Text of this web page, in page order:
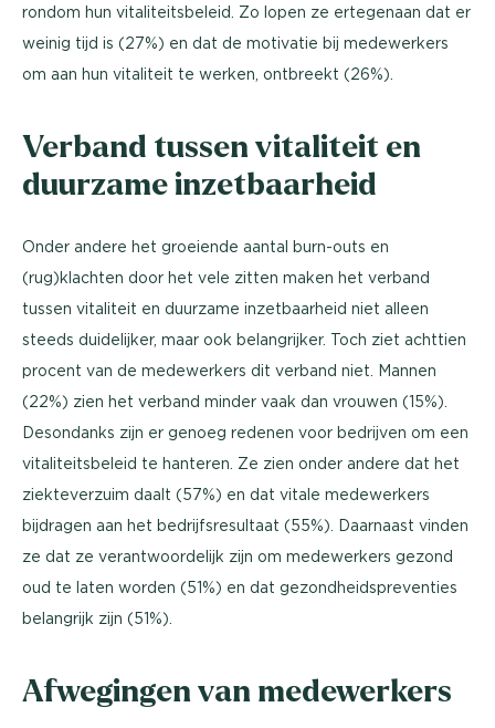
rondom hun vitaliteitsbeleid. Zo lopen ze ertegenaan dat er
weinig tijd is (27%) en dat de motivatie bij medewerkers
om aan hun vitaliteit te werken, ontbreekt (26%).
Verband tussen vitaliteit en
duurzame inzetbaarheid
Onder andere het groeiende aantal burn-outs en
(rug)klachten door het vele zitten maken het verband
tussen vitaliteit en duurzame inzetbaarheid niet alleen
steeds duidelijker, maar ook belangrijker. Toch ziet achttien
procent van de medewerkers dit verband niet. Mannen
(22%) zien het verband minder vaak dan vrouwen (15%).
Desondanks zijn er genoeg redenen voor bedrijven om een
vitaliteitsbeleid te hanteren. Ze zien onder andere dat het
ziekteverzuim daalt (57%) en dat vitale medewerkers
bijdragen aan het bedrijfsresultaat (55%). Daarnaast vinden
ze dat ze verantwoordelijk zijn om medewerkers gezond
oud te laten worden (51%) en dat gezondheidspreventies
belangrijk zijn (51%).
Afwegingen van medewerkers